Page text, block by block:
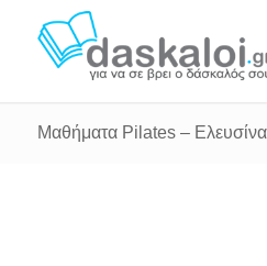
Μαθήματα Pilates – Ελευσίνα